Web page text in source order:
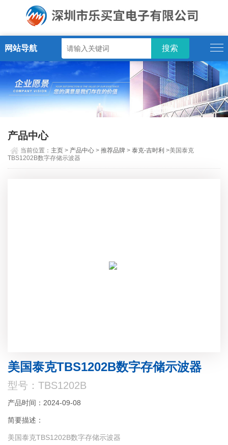
网站导航
产品中心
当前位置： 主页 > 产品中心 >推荐品牌 >泰克-吉时利 >美国泰克
TBS1202B数字存储示波器
美国泰克TBS1202B数字存储示波器
型号：TBS1202B
产品时间：2024-09-08
简要描述：
美国泰克TBS1202B数字存储示波器